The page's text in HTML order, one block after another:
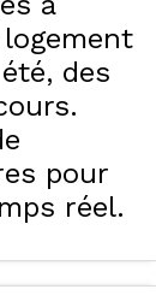
des
pour
réel.